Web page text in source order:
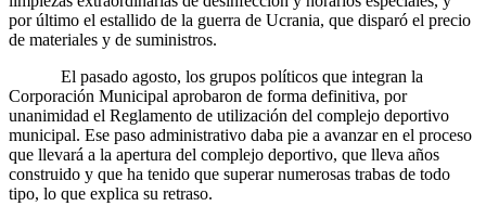
por último el estallido de la guerra de Ucrania, que disparó el precio
de materiales y de suministros.
El pasado agosto, los grupos políticos que integran la
Corporación Municipal aprobaron de forma definitiva, por
unanimidad el Reglamento de utilización del complejo deportivo
municipal. Ese paso administrativo daba pie a avanzar en el proceso
que llevará a la apertura del complejo deportivo, que lleva años
construido y que ha tenido que superar numerosas trabas de todo
tipo, lo que explica su retraso.